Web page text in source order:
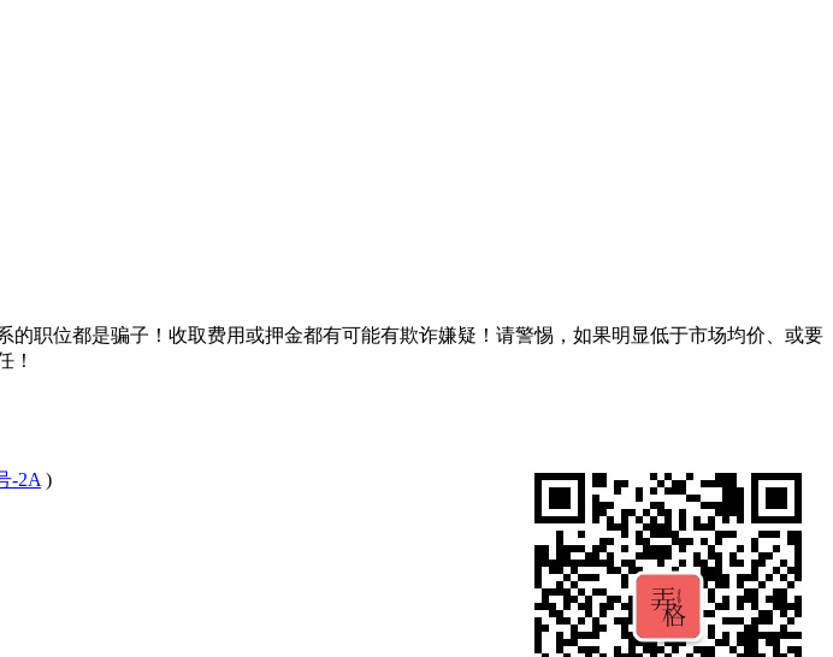
职位都是骗子！收取费用或押金都有可能有欺诈嫌疑！请警惕，如果明显低于市场均价、或要
！
-2A )